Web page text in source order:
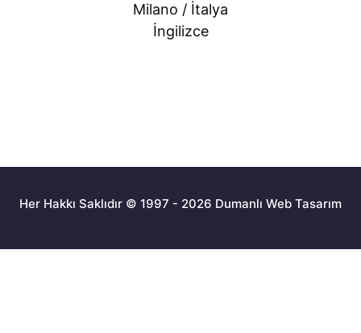
Milano / İtalya
İngilizce
Her Hakkı Saklıdır © 1997 - 2026 Dumanlı Web Tasarım